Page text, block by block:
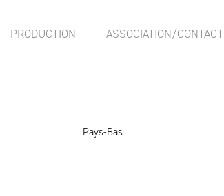
PRODUCTION ASSOCIATION/CONTACT
Pays-Bas